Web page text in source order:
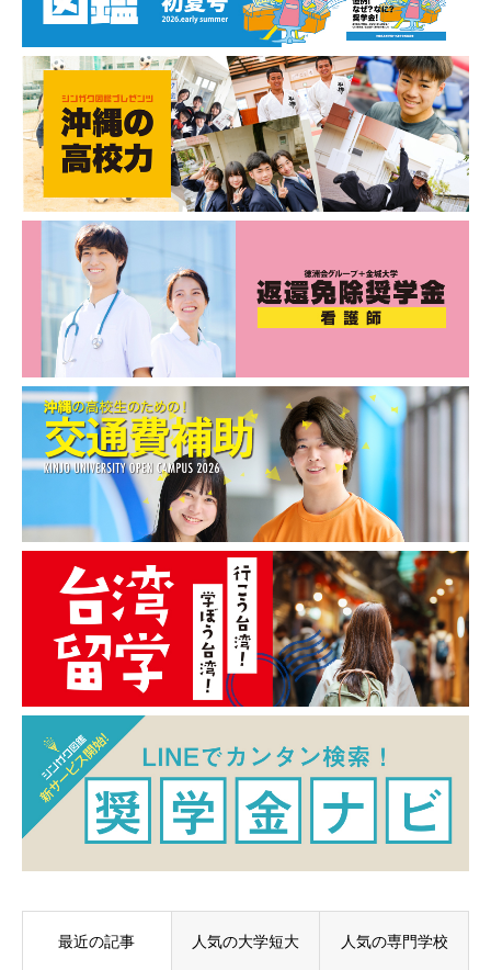
最近の記事 人気の大学短大 人気の専門学校